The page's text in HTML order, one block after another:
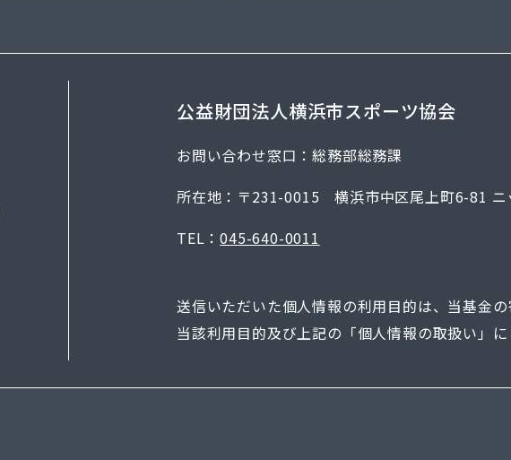
公益財団法人横浜市スポーツ協会
お問い合わせ窓口：総務部総務課
所在地： 〒231-0015横浜市中区尾上町6-81
TEL：045-640-0011
送信いただいた個人情報の利用目的は、当基金
当該利用目的及び上記の「個人情報の取扱い」